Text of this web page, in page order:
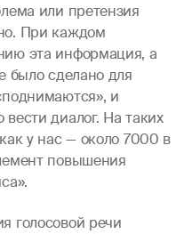
или претензия
При каждом
эта информация, а
было сделано для
и
диалог. На таких
у нас — около 7000 в
повышения
голосовой речи